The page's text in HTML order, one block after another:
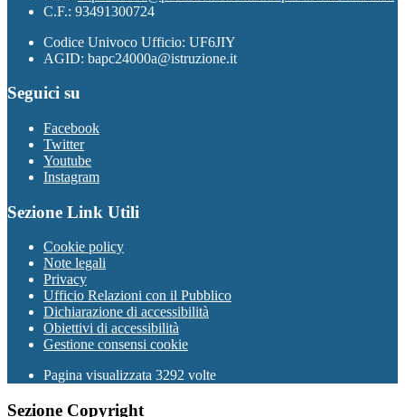
C.F.: 93491300724
Codice Univoco Ufficio: UF6JIY
AGID: bapc24000a@istruzione.it
Seguici su
Facebook
Twitter
Youtube
Instagram
Sezione Link Utili
Cookie policy
Note legali
Privacy
Ufficio Relazioni con il Pubblico
Dichiarazione di accessibilità
Obiettivi di accessibilità
Gestione consensi cookie
Pagina visualizzata 3292 volte
Sezione Copyright